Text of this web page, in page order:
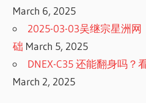
March 6, 2025
2025-03-03吴继宗星洲网
础 March 5, 2025
DNEX-C35 还能翻身吗？
March 2, 2025